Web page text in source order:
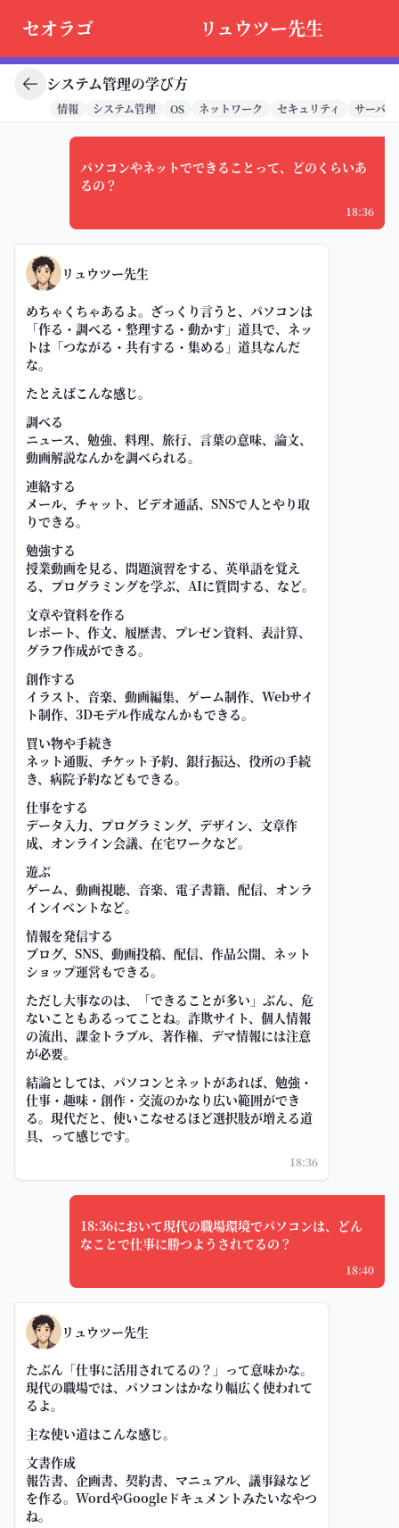
セオラゴ リュウツー先生
システム管理の学び方
情報 システム管理 OS ネットワーク セキュリティ サーバー
パソコンやネットでできることって、どのくらいあ
るの？
18:36
リュウツー先生
めちゃくちゃあるよ。ざっくり言うと、パソコンは
「作る・調べる・整理する・動かす」道具で、ネッ
トは「つながる・共有する・集める」道具なんだ
な。
たとえばこんな感じ。
調べる
ニュース、勉強、料理、旅行、言葉の意味、論文、
動画解説なんかを調べられる。
連絡する
メール、チャット、ビデオ通話、SNSで人とやり取
りできる。
勉強する
授業動画を見る、問題演習をする、英単語を覚え
る、プログラミングを学ぶ、AIに質問する、など。
文章や資料を作る
レポート、作文、履歴書、プレゼン資料、表計算、
グラフ作成ができる。
創作する
イラスト、音楽、動画編集、ゲーム制作、Webサイ
ト制作、3Dモデル作成なんかもできる。
買い物や手続き
ネット通販、チケット予約、銀行振込、役所の手続
き、病院予約などもできる。
仕事をする
データ入力、プログラミング、デザイン、文章作
成、オンライン会議、在宅ワークなど。
遊ぶ
ゲーム、動画視聴、音楽、電子書籍、配信、オンラ
インイベントなど。
情報を発信する
ブログ、SNS、動画投稿、配信、作品公開、ネット
ショップ運営もできる。
ただし大事なのは、「できることが多い」ぶん、危
ないこともあるってことね。詐欺サイト、個人情報
の流出、課金トラブル、著作権、デマ情報には注意
が必要。
結論としては、パソコンとネットがあれば、勉強・
仕事・趣味・創作・交流のかなり広い範囲ができ
る。現代だと、使いこなせるほど選択肢が増える道
具、って感じです。
18:36
18:36において現代の職場環境でパソコンは、どん
なことで仕事に勝つようされてるの？
18:40
リュウツー先生
たぶん「仕事に活用されてるの？」って意味かな。
現代の職場では、パソコンはかなり幅広く使われて
るよ。
主な使い道はこんな感じ。
文書作成
報告書、企画書、契約書、マニュアル、議事録など
を作る。WordやGoogleドキュメントみたいなやつ
ね。